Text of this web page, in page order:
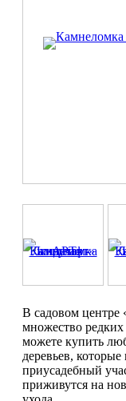
В садовом
множество
можете купить
деревьев,
приусадебный
приживутся на